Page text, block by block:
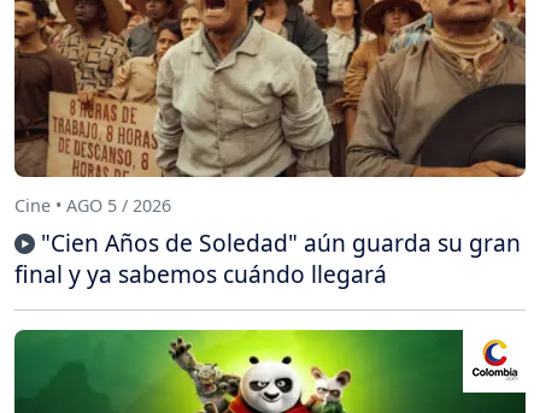
Cine • AGO 5 / 2026
"Cien Años de Soledad" aún guarda su gran
final y ya sabemos cuándo llegará